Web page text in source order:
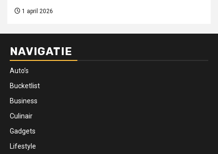
1 april 2026
NAVIGATIE
Auto’s
Bucketlist
Business
Culinair
Gadgets
Lifestyle